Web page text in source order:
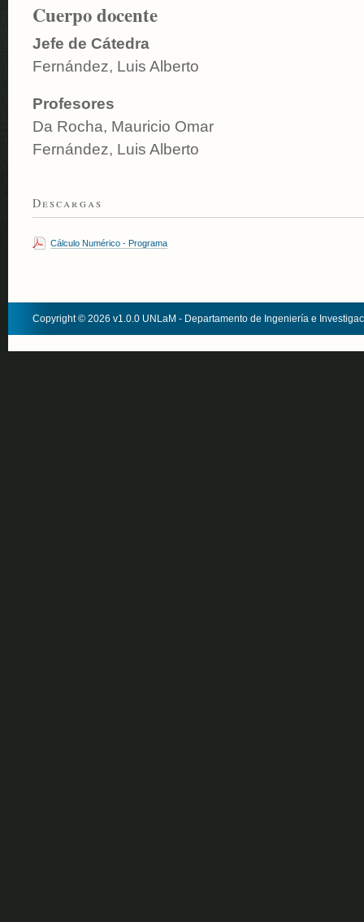
Cuerpo docente
Jefe de Cátedra
Fernández, Luis Alberto
Profesores
Da Rocha, Mauricio Omar
Fernández, Luis Alberto
Descargas
Cálculo Numérico - Programa
Copyright © 2026 v1.0.0 UNLaM - Departamento de Ingeniería e